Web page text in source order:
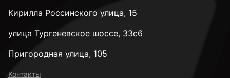
М10
Кирилла Россинского улица, 15
улица Тургеневское шоссе, 33с6
Пригородная улица, 105
Контакты